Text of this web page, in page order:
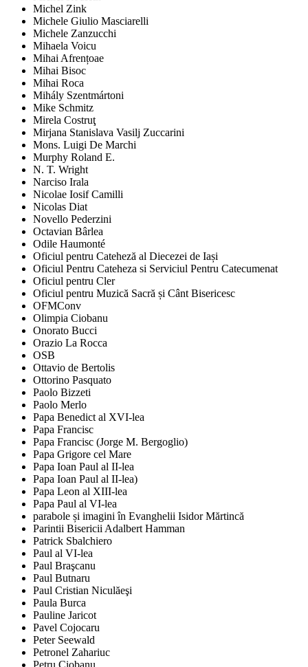
Michel Zink
Michele Giulio Masciarelli
Michele Zanzucchi
Mihaela Voicu
Mihai Afrențoae
Mihai Bisoc
Mihai Roca
Mihály Szentmártoni
Mike Schmitz
Mirela Costruţ
Mirjana Stanislava Vasilj Zuccarini
Mons. Luigi De Marchi
Murphy Roland E.
N. T. Wright
Narciso Irala
Nicolae Iosif Camilli
Nicolas Diat
Novello Pederzini
Octavian Bârlea
Odile Haumonté
Oficiul pentru Cateheză al Diecezei de Iași
Oficiul Pentru Cateheza si Serviciul Pentru Catecumenat
Oficiul pentru Cler
Oficiul pentru Muzică Sacră și Cânt Bisericesc
OFMConv
Olimpia Ciobanu
Onorato Bucci
Orazio La Rocca
OSB
Ottavio de Bertolis
Ottorino Pasquato
Paolo Bizzeti
Paolo Merlo
Papa Benedict al XVI-lea
Papa Francisc
Papa Francisc (Jorge M. Bergoglio)
Papa Grigore cel Mare
Papa Ioan Paul al II-lea
Papa Ioan Paul al II-lea)
Papa Leon al XIII-lea
Papa Paul al VI-lea
parabole și imagini în Evanghelii Isidor Mărtincă
Parintii Bisericii Adalbert Hamman
Patrick Sbalchiero
Paul al VI-lea
Paul Braşcanu
Paul Butnaru
Paul Cristian Niculăeşi
Paula Burca
Pauline Jaricot
Pavel Cojocaru
Peter Seewald
Petronel Zahariuc